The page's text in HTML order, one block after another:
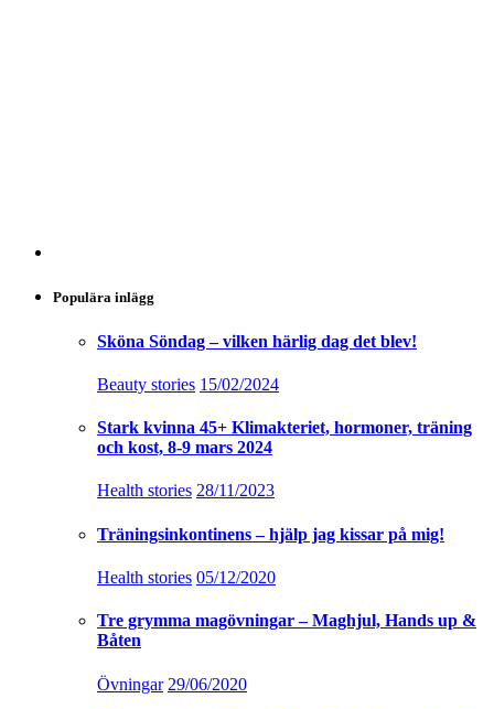
Populära inlägg
Sköna Söndag – vilken härlig dag det blev!
Beauty stories 15/02/2024
Stark kvinna 45+ Klimakteriet, hormoner, träning
och kost, 8-9 mars 2024
Health stories 28/11/2023
Träningsinkontinens – hjälp jag kissar på mig!
Health stories 05/12/2020
Tre grymma magövningar – Maghjul, Hands up &
Båten
Övningar 29/06/2020